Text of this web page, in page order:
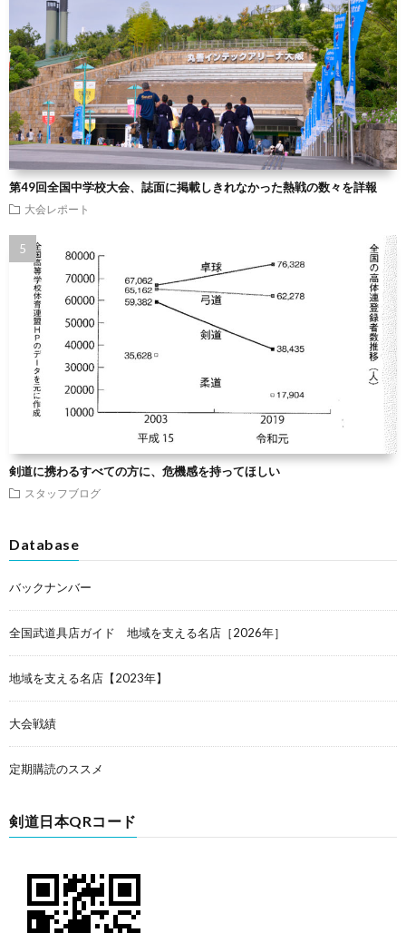
第49回全国中学校大会、誌面に掲載しきれなかった熱戦の数々を詳報
大会レポート
剣道に携わるすべての方に、危機感を持ってほしい
スタッフブログ
Database
バックナンバー
全国武道具店ガイド 地域を支える名店［2026年］
地域を支える名店【2023年】
大会戦績
定期購読のススメ
剣道日本QRコード